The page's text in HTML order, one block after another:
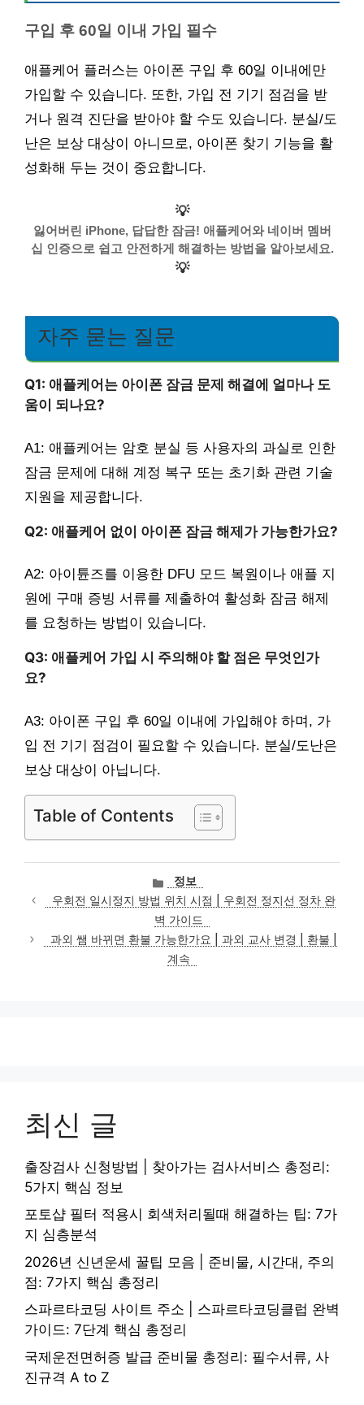
구입 후 60일 이내 가입 필수
애플케어 플러스는 아이폰 구입 후 60일 이내에만
가입할 수 있습니다. 또한, 가입 전 기기 점검을 받
거나 원격 진단을 받아야 할 수도 있습니다. 분실/도
난은 보상 대상이 아니므로, 아이폰 찾기 기능을 활
성화해 두는 것이 중요합니다.
💡
잃어버린 iPhone, 답답한 잠금! 애플케어와 네이버 멤버
십 인증으로 쉽고 안전하게 해결하는 방법을 알아보세요.
💡
자주 묻는 질문
Q1: 애플케어는 아이폰 잠금 문제 해결에 얼마나 도
움이 되나요?
A1: 애플케어는 암호 분실 등 사용자의 과실로 인한
잠금 문제에 대해 계정 복구 또는 초기화 관련 기술
지원을 제공합니다.
Q2: 애플케어 없이 아이폰 잠금 해제가 가능한가요?
A2: 아이튠즈를 이용한 DFU 모드 복원이나 애플 지
원에 구매 증빙 서류를 제출하여 활성화 잠금 해제
를 요청하는 방법이 있습니다.
Q3: 애플케어 가입 시 주의해야 할 점은 무엇인가
요?
A3: 아이폰 구입 후 60일 이내에 가입해야 하며, 가
입 전 기기 점검이 필요할 수 있습니다. 분실/도난은
보상 대상이 아닙니다.
Table of Contents
카
테
고
리
정보
우회전 일시정지 방법 위치 시점 | 우회전 정지선 정차 완
벽 가이드
과외 쌤 바뀌면 환불 가능한가요 | 과외 교사 변경 | 환불 |
계속
최신 글
출장검사 신청방법 | 찾아가는 검사서비스 총정리:
5가지 핵심 정보
포토샵 필터 적용시 회색처리될때 해결하는 팁: 7가
지 심층분석
2026년 신년운세 꿀팁 모음 | 준비물, 시간대, 주의
점: 7가지 핵심 총정리
스파르타코딩 사이트 주소 | 스파르타코딩클럽 완벽
가이드: 7단계 핵심 총정리
국제운전면허증 발급 준비물 총정리: 필수서류, 사
진규격 A to Z